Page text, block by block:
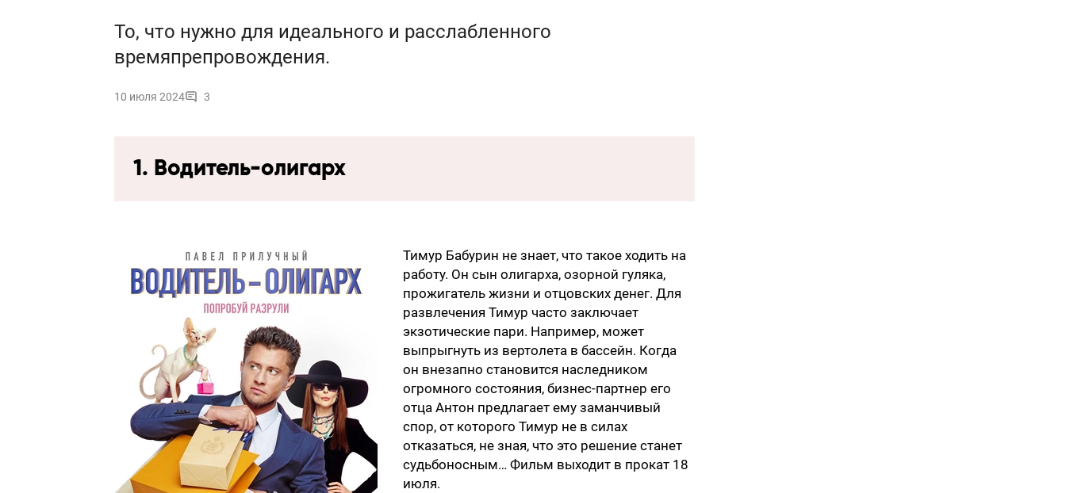
То, что нужно для идеального и расслабленного
времяпрепровождения.
10 июля 2024 3
1. Водитель-олигарх
Тимур Бабурин не знает, что такое ходить на
работу. Он сын олигарха, озорной гуляка,
прожигатель жизни и отцовских денег. Для
развлечения Тимур часто заключает
экзотические пари. Например, может
выпрыгнуть из вертолета в бассейн. Когда
он внезапно становится наследником
огромного состояния, бизнес-партнер его
отца Антон предлагает ему заманчивый
спор, от которого Тимур не в силах
отказаться, не зная, что это решение станет
судьбоносным… Фильм выходит в прокат 18
июля.